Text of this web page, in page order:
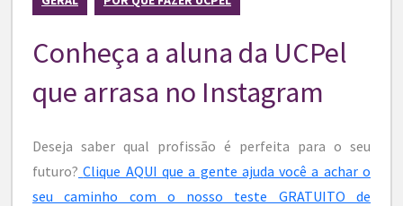
Conheça a aluna da UCPel
que arrasa no Instagram
Deseja saber qual profissão é perfeita para o seu
futuro? Clique AQUI que a gente ajuda você a achar o
seu caminho com o nosso teste GRATUITO de